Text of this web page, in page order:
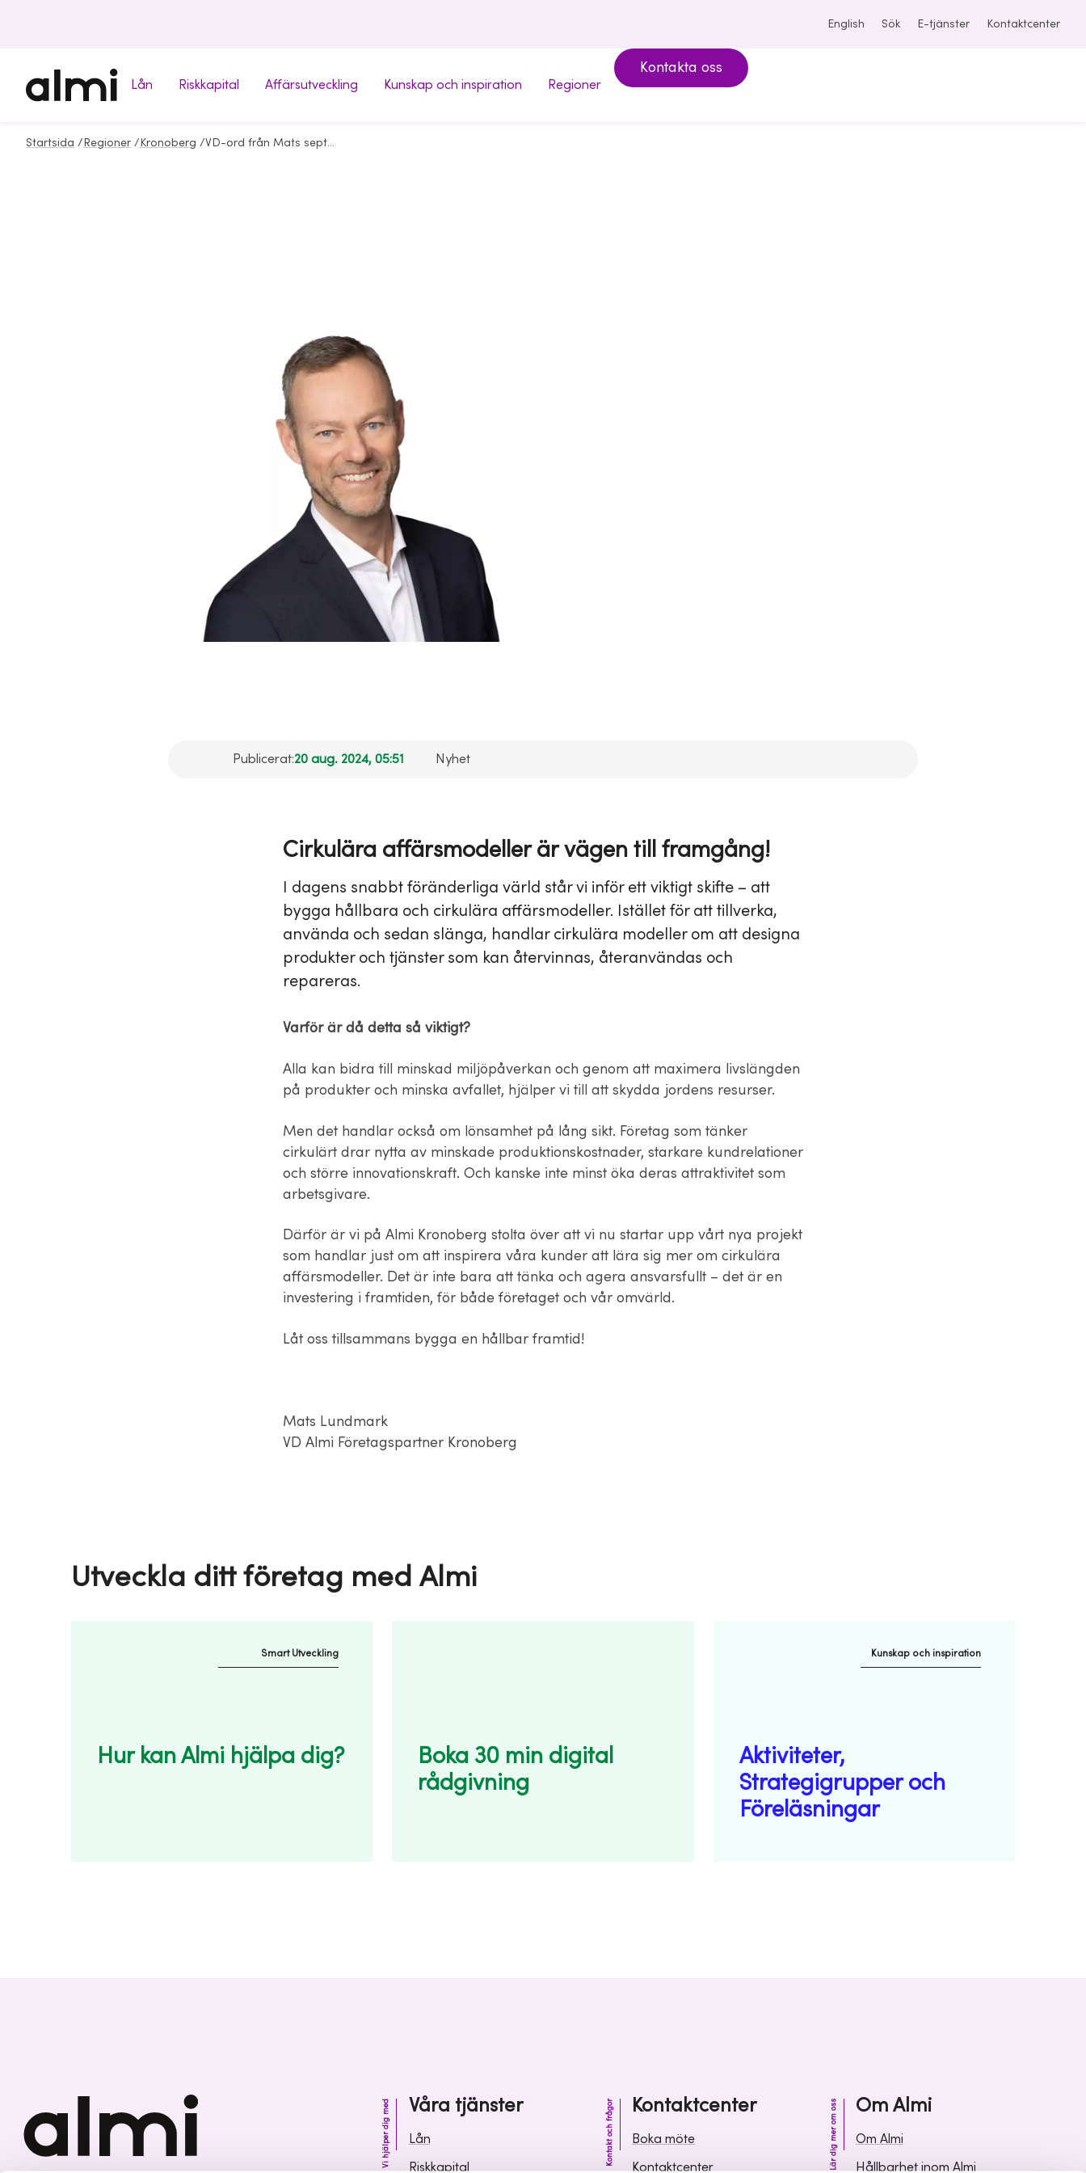
English Sök E-tjänster Kontaktcenter
Lån Riskkapital Affärsutveckling Kunskap och inspiration Regioner
Kontakta oss
Startsida / Regioner / Kronoberg / VD-ord från Mats september 2024
Publicerat:20 aug. 2024, 05:51 Nyhet
Cirkulära affärsmodeller är vägen till framgång!
I dagens snabbt föränderliga värld står vi inför ett viktigt skifte – att
bygga hållbara och cirkulära affärsmodeller. Istället för att tillverka,
använda och sedan slänga, handlar cirkulära modeller om att designa
produkter och tjänster som kan återvinnas, återanvändas och
repareras.
Varför är då detta så viktigt?
Alla kan bidra till minskad miljöpåverkan och genom att maximera livslängden
på produkter och minska avfallet, hjälper vi till att skydda jordens resurser.
Men det handlar också om lönsamhet på lång sikt. Företag som tänker
cirkulärt drar nytta av minskade produktionskostnader, starkare kundrelationer
och större innovationskraft. Och kanske inte minst öka deras attraktivitet som
arbetsgivare.
Därför är vi på Almi Kronoberg stolta över att vi nu startar upp vårt nya projekt
som handlar just om att inspirera våra kunder att lära sig mer om cirkulära
affärsmodeller. Det är inte bara att tänka och agera ansvarsfullt – det är en
investering i framtiden, för både företaget och vår omvärld.
Låt oss tillsammans bygga en hållbar framtid!
Mats Lundmark
VD Almi Företagspartner Kronoberg
Utveckla ditt företag med Almi
Smart Utveckling
Hur kan Almi hjälpa dig?
Boka 30 min digital
rådgivning
Kunskap och inspiration
Aktiviteter,
Strategigrupper och
Föreläsningar
Våra tjänster
Vi hjälper dig med
Lån
Riskkapital
Kontaktcenter
Kontakt och frågor
Boka möte
Kontaktcenter
Om Almi
Lär dig mer om oss
Om Almi
Hållbarhet inom Almi